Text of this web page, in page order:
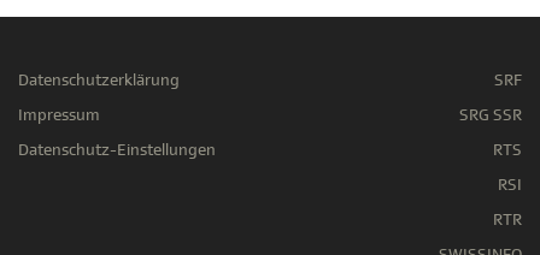
Datenschutzerklärung
Impressum
Datenschutz-Einstellungen
SRF
SRG SSR
RTS
RSI
RTR